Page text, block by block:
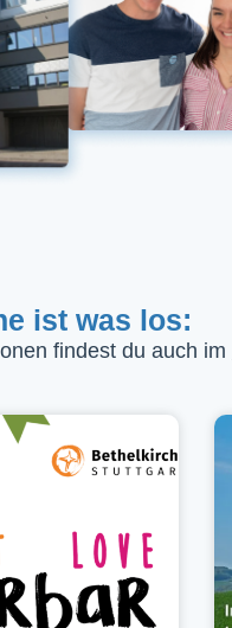
ist was los:
findest du auch im